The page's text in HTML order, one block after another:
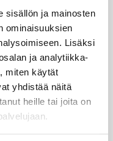
sisällön ja mainosten
ominaisuuksien
Lisäksi
ja analytiikka-
miten käytät
yhdistää näitä
heille tai joita on